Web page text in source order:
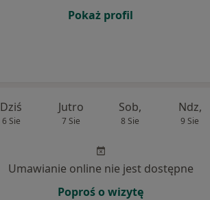
Pokaż profil
Dziś
6 Sie
Jutro
7 Sie
Sob,
8 Sie
Ndz,
9 Sie
Umawianie online nie jest dostępne
Poproś o wizytę